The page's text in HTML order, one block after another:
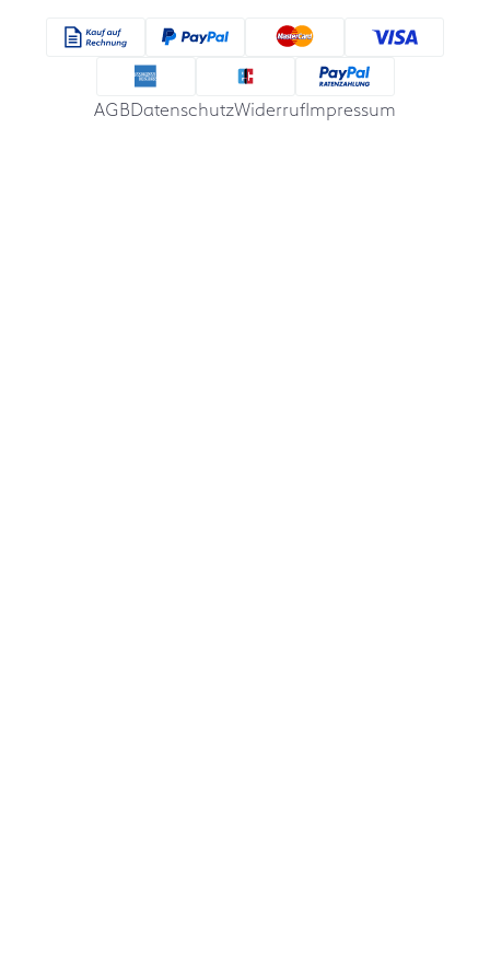
AGBDatenschutzWiderrufImpressum